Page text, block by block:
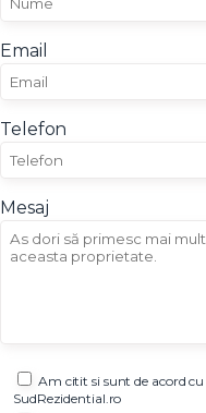
Email
Telefon
Mesaj
Am citit si sunt de acord
SudRezidential.ro